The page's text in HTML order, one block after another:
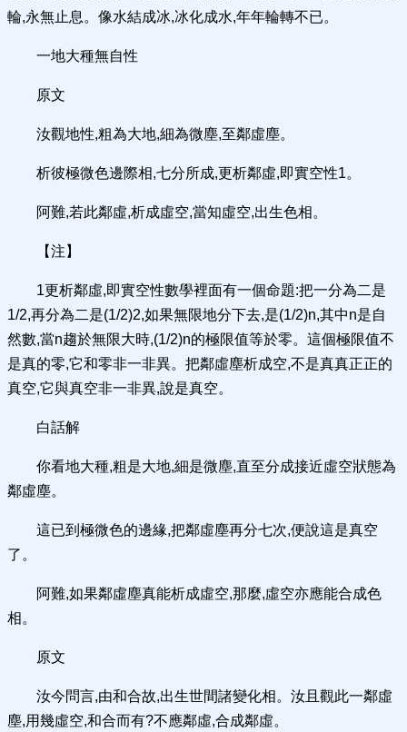
輪,永無止息。像水結成冰,冰化成水,年年輪轉不已。
一地大種無自性
原文
汝觀地性,粗為大地,細為微塵,至鄰虛塵。
析彼極微色邊際相,七分所成,更析鄰虛,即實空性1。
阿難,若此鄰虛,析成虛空,當知虛空,出生色相。
【注】
1更析鄰虛,即實空性數學裡面有一個命題:把一分為二是
1/2,再分為二是(1/2)2,如果無限地分下去,是(1/2)n,其中n是自
然數,當n趨於無限大時,(1/2)n的極限值等於零。這個極限值不
是真的零,它和零非一非異。把鄰虛塵析成空,不是真真正正的
真空,它與真空非一非異,說是真空。
白話解
你看地大種,粗是大地,細是微塵,直至分成接近虛空狀態為
鄰虛塵。
這已到極微色的邊緣,把鄰虛塵再分七次,便說這是真空
了。
阿難,如果鄰虛塵真能析成虛空,那麼,虛空亦應能合成色
相。
原文
汝今問言,由和合故,出生世間諸變化相。汝且觀此一鄰虛
塵,用幾虛空,和合而有?不應鄰虛,合成鄰虛。